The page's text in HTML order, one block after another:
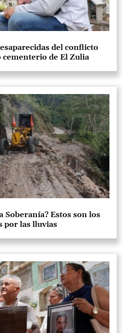
del conflicto
de El Zulia
Soberanía? Estos son los
por las lluvias